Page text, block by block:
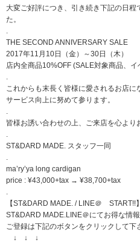
大変ご好評につき、引き続き下記の日程
た。
THE SECOND ANNIVERSARY SALE
2017年11月10日（金）～30日（木）
店内全商品10%OFF (SALE対象商品、
これからも末長く皆様に愛されるお店に
サービス向上に努めて参ります。
皆様お誘い合わせの上、ご来店を心より
ST&DARD MADE. スタッフ一同
ma’ry’ya long cardigan
price : ¥43,000+tax → ¥38,700+tax
【ST&DARD MADE. / LINE＠ START!!】
ST&DARD MADE.LINE＠にてお得な情報
ご登録は下記のボタンをクリックして下
↓ ↓ ↓